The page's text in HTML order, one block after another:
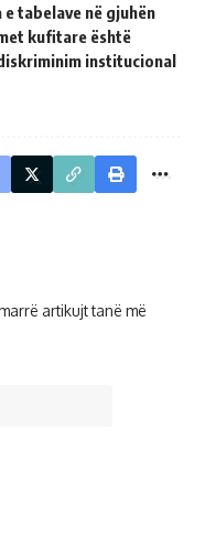
tabelave në gjuhën
kufitare është
institucional
artikujt tanë më